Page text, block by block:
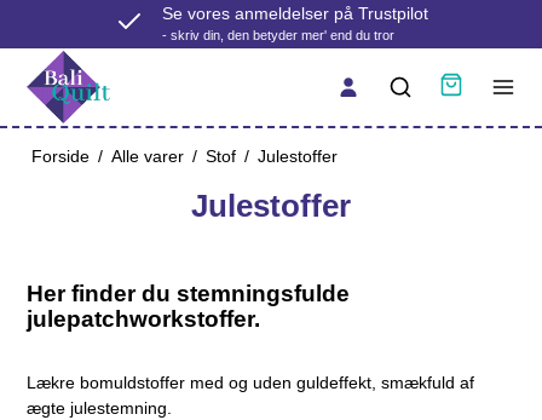
Se vores anmeldelser på Trustpilot
- skriv din, den betyder mer' end du tror
Forside / Alle varer / Stof / Julestoffer
Julestoffer
Her finder du stemningsfulde
julepatchworkstoffer.
Lækre bomuldstoffer med og uden guldeffekt, smækfuld af
ægte julestemning.